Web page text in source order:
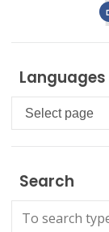
Languages
Languages
Search